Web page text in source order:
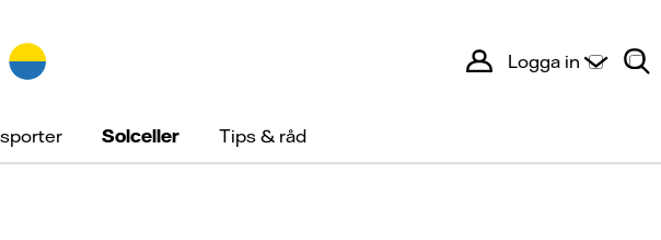
Logga in
Solceller Tips & råd